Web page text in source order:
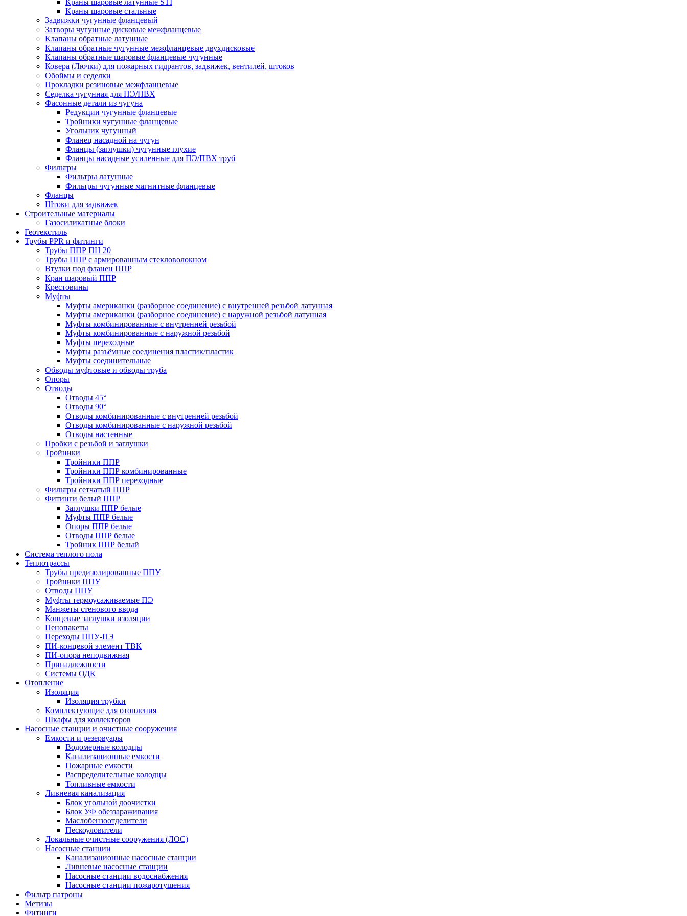
Краны шаровые латунные STI
Краны шаровые стальные
Задвижки чугунные фланцевый
Затворы чугунные дисковые межфланцевые
Клапаны обратные латунные
Клапаны обратные чугунные межфланцевые двухдисковые
Клапаны обратные шаровые фланцевые чугунные
Ковера (Лючки) для пожарных гидрантов, задвижек, вентилей, штоков
Обоймы и седелки
Прокладки резиновые межфланцевые
Седелка чугунная для ПЭ/ПВХ
Фасонные детали из чугуна
Редукции чугунные фланцевые
Тройники чугунные фланцевые
Угольник чугунный
Фланец насадной на чугун
Фланцы (заглушки) чугунные глухие
Фланцы насадные усиленные для ПЭ/ПВХ труб
Фильтры
Фильтры латунные
Фильтры чугунные магнитные фланцевые
Фланцы
Штоки для задвижек
Строительные материалы
Газосиликатные блоки
Геотекстиль
Трубы PPR и фитинги
Трубы ППР ПН 20
Трубы ППР с армированным стекловолокном
Втулки под фланец ППР
Кран шаровый ППР
Крестовины
Муфты
Муфты американки (разборное соединение) с внутренней резьбой латунная
Муфты американки (разборное соединение) с наружной резьбой латунная
Муфты комбинированные с внутренней резьбой
Муфты комбинированные с наружной резьбой
Муфты переходные
Муфты разъёмные соединения пластик/пластик
Муфты соединительные
Обводы муфтовые и обводы труба
Опоры
Отводы
Отводы 45°
Отводы 90°
Отводы комбинированные с внутренней резьбой
Отводы комбинированные с наружной резьбой
Отводы настенные
Пробки с резьбой и заглушки
Тройники
Тройники ППР
Тройники ППР комбинированные
Тройники ППР переходные
Фильтры сетчатый ППР
Фитинги белый ППР
Заглушки ППР белые
Муфты ППР белые
Опоры ППР белые
Отводы ППР белые
Тройник ППР белый
Система теплого пола
Теплотрассы
Трубы предизолированные ППУ
Тройники ППУ
Отводы ППУ
Муфты термоусаживаемые ПЭ
Манжеты стенового ввода
Концевые заглушки изоляции
Пенопакеты
Переходы ППУ-ПЭ
ПИ-концевой элемент ТВК
ПИ-опора неподвижная
Принадлежности
Системы ОДК
Отопление
Изоляция
Изоляция трубки
Комплектующие для отопления
Шкафы для коллекторов
Насосные станции и очистные сооружения
Емкости и резервуары
Водомерные колодцы
Канализационные емкости
Пожарные емкости
Распределительные колодцы
Топливные емкости
Ливневая канализация
Блок угольной доочистки
Блок УФ обеззараживания
Маслобензоотделители
Пескоуловители
Локальные очистные сооружения (ЛОС)
Насосные станции
Канализационные насосные станции
Ливневые насосные станции
Насосные станции водоснабжения
Насосные станции пожаротушения
Фильтр патроны
Метизы
Фитинги